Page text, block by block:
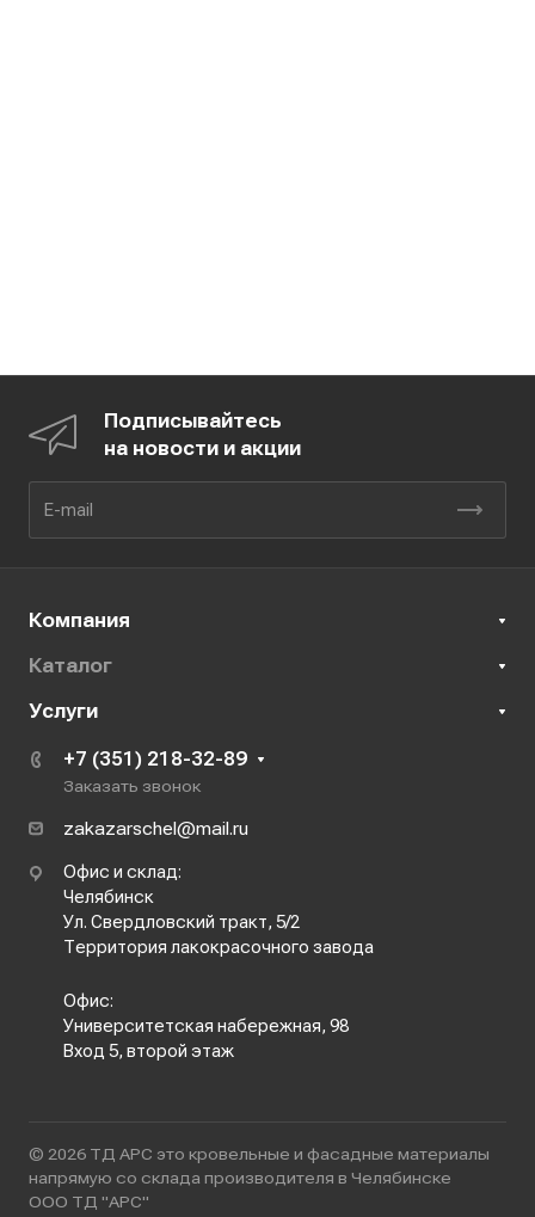
Подписывайтесь
на новости и акции
Компания
Каталог
Услуги
+7 (351) 218-32-89
Заказать звонок
zakazarschel@mail.ru
Офис и склад:
Челябинск
Ул. Свердловский тракт, 5/2
Территория лакокрасочного завода
Офис:
Университетская набережная, 98
Вход 5, второй этаж
© 2026 ТД АРС это кровельные и фасадные материалы
напрямую со склада производителя в Челябинске
ООО ТД "АРС"